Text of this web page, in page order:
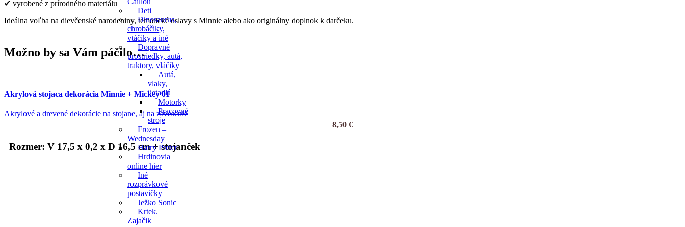
Deti
Dinosaurus,
chrobáčiky,
vtáčiky a iné
Dopravné
prostriedky, autá,
traktory, vláčiky
Autá,
vlaky,
lietadlá
Motorky
Pracovné
stroje
Frozen –
Wednesday
Harry Potter
Hrdinovia
online hier
Iné
rozprávkové
postavičky
Ježko Sonic
Krtek.
Zajačik
✔ vyrobené z prírodného materiálu
Ideálna voľba na dievčenské narodeniny, tematické oslavy s Minnie alebo ako originálny doplnok k darčeku.
Možno by sa Vám páčilo…
Akrylová stojaca dekorácia Minnie + Mickey 01
Akrylové a drevené dekorácie na stojane, aj na zavesenie
8,50 €
Rozmer: V 17,5 x 0,2 x D 16,5 cm + stojanček